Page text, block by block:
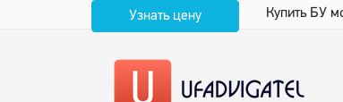
Узнать цену Купить БУ